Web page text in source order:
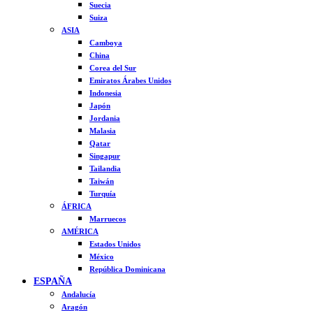
Suecia
Suiza
ASIA
Camboya
China
Corea del Sur
Emiratos Árabes Unidos
Indonesia
Japón
Jordania
Malasia
Qatar
Singapur
Tailandia
Taiwán
Turquía
ÁFRICA
Marruecos
AMÉRICA
Estados Unidos
México
República Dominicana
ESPAÑA
Andalucía
Aragón